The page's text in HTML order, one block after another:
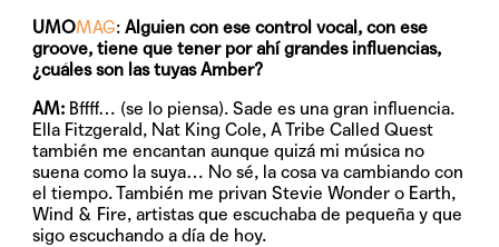
UMOMAG:Alguien con ese control vocal, con ese
groove, tiene que tener por ahí grandes influencias,
¿cuáles son las tuyas Amber?
AM: Bffff… (se lo piensa). Sade es una gran influencia.
Ella Fitzgerald, Nat King Cole, A Tribe Called Quest
también me encantan aunque quizá mi música no
suena como la suya… No sé, la cosa va cambiando con
el tiempo. También me privan Stevie Wonder o Earth,
Wind & Fire, artistas que escuchaba de pequeña y que
sigo escuchando a día de hoy.